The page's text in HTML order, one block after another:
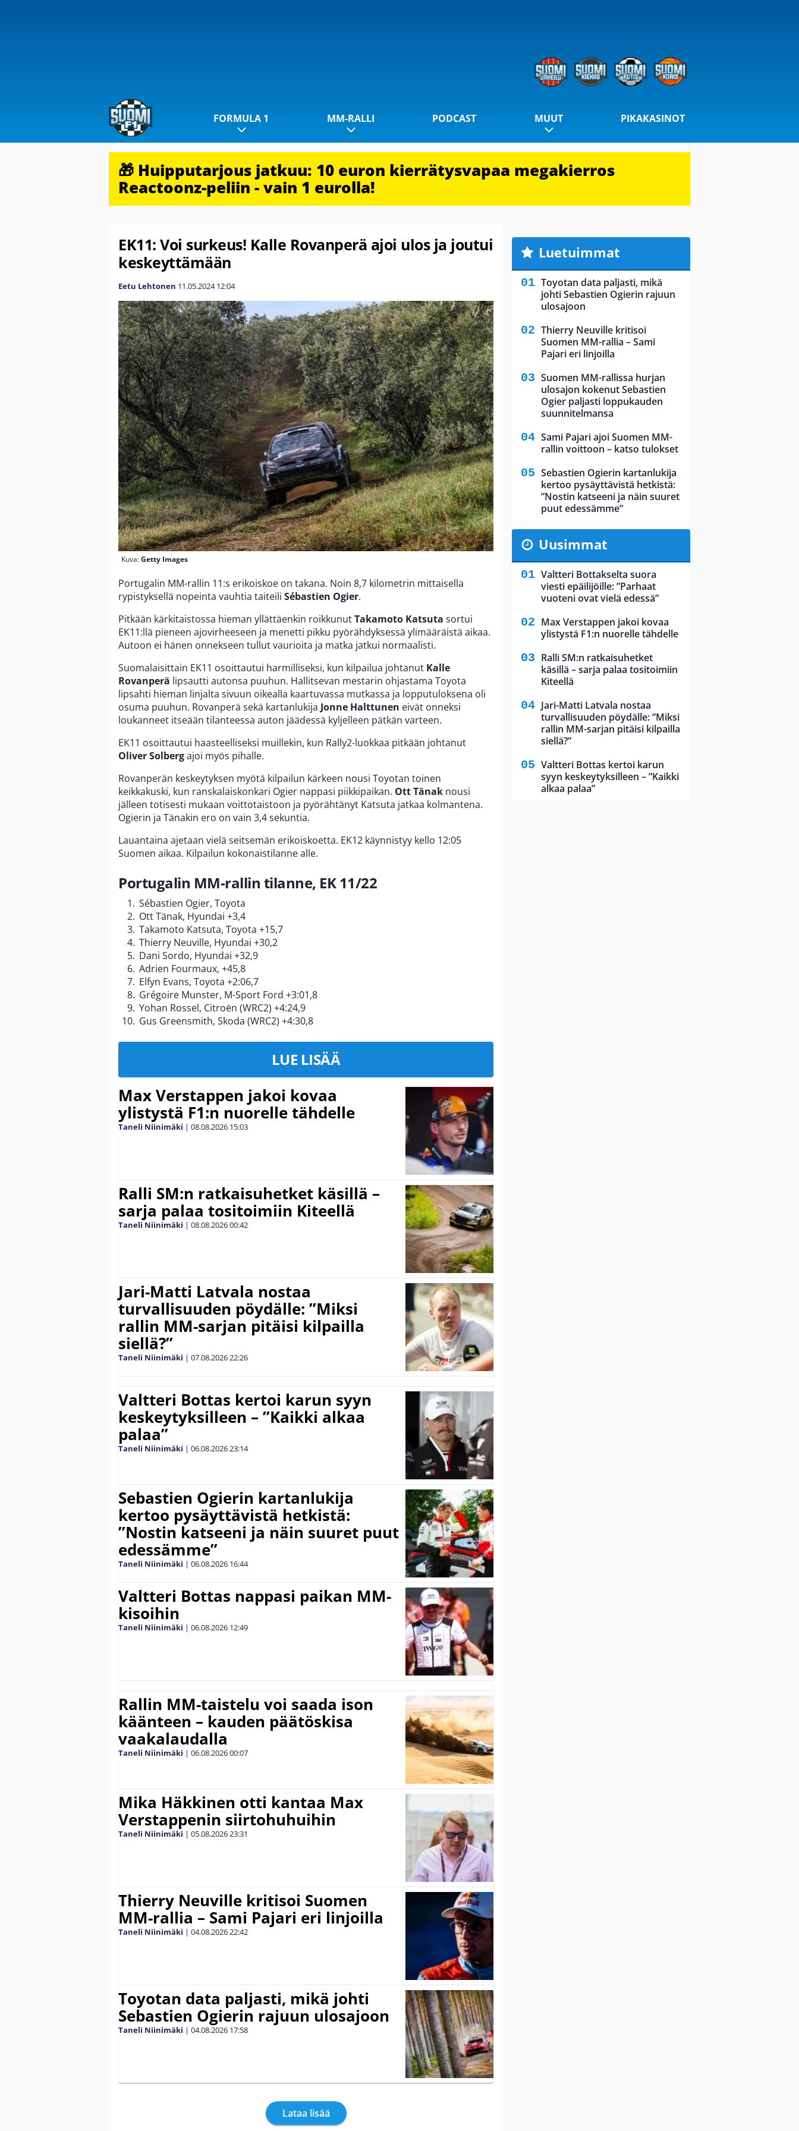
FORMULA 1 MM-RALLI PODCAST MUUT PIKAKASINOT
🎁 Huipputarjous jatkuu: 10 euron kierrätysvapaa megakierros
Reactoonz-peliin - vain 1 eurolla!
EK11: Voi surkeus! Kalle Rovanperä ajoi ulos ja joutui
keskeyttämään
Eetu Lehtonen 11.05.2024 12:04
Kuva:Getty Images
Portugalin MM-rallin 11:s erikoiskoe on takana. Noin 8,7 kilometrin mittaisella
rypistyksellä nopeinta vauhtia taiteili Sébastien Ogier.
Pitkään kärkitaistossa hieman yllättäenkin roikkunutTakamoto Katsuta sortui
EK11:llä pieneen ajovirheeseen ja menetti pikku pyörähdyksessä ylimääräistä aikaa.
Autoon ei hänen onnekseen tullut vaurioita ja matka jatkui normaalisti.
Suomalaisittain EK11 osoittautui harmilliseksi, kun kilpailua johtanut Kalle
Rovanperä lipsautti autonsa puuhun. Hallitsevan mestarin ohjastama Toyota
lipsahti hieman linjalta sivuun oikealla kaartuvassa mutkassa ja lopputuloksena oli
osuma puuhun. Rovanperä sekä kartanlukija Jonne Halttunen eivät onneksi
loukanneet itseään tilanteessa auton jäädessä kyljelleen pätkän varteen.
EK11 osoittautui haasteelliseksi muillekin, kun Rally2-luokkaa pitkään johtanut
Oliver Solbergajoi myös pihalle.
Rovanperän keskeytyksen myötä kilpailun kärkeen nousi Toyotan toinen
keikkakuski, kun ranskalaiskonkari Ogier nappasi piikkipaikan. Ott Tänak nousi
jälleen totisesti mukaan voittotaistoon ja pyörähtänyt Katsuta jatkaa kolmantena.
Ogierin ja Tänakin ero on vain 3,4 sekuntia.
Lauantaina ajetaan vielä seitsemän erikoiskoetta. EK12 käynnistyy kello 12:05
Suomen aikaa. Kilpailun kokonaistilanne alle.
Portugalin MM-rallin tilanne, EK 11/22
Sébastien Ogier, Toyota
Ott Tänak, Hyundai +3,4
Takamoto Katsuta, Toyota +15,7
Thierry Neuville, Hyundai +30,2
Dani Sordo, Hyundai +32,9
Adrien Fourmaux, +45,8
Elfyn Evans, Toyota +2:06,7
Grégoire Munster, M-Sport Ford +3:01,8
Yohan Rossel, Citroën (WRC2) +4:24,9
Gus Greensmith, Skoda (WRC2) +4:30,8
LUE LISÄÄ
Max Verstappen jakoi kovaa
ylistystä F1:n nuorelle tähdelle
Taneli Niinimäki | 08.08.2026 15:03
Ralli SM:n ratkaisuhetket käsillä –
sarja palaa tositoimiin Kiteellä
Taneli Niinimäki | 08.08.202600:42
Jari-Matti Latvala nostaa
turvallisuuden pöydälle: ”Miksi
rallin MM-sarjan pitäisi kilpailla
siellä?”
Taneli Niinimäki | 07.08.202622:26
Valtteri Bottas kertoi karun syyn
keskeytyksilleen – ”Kaikki alkaa
palaa”
Taneli Niinimäki | 06.08.202623:14
Sebastien Ogierin kartanlukija
kertoo pysäyttävistä hetkistä:
”Nostin katseeni ja näin suuret puut
edessämme”
Taneli Niinimäki | 06.08.2026 16:44
Valtteri Bottas nappasi paikan MM-
kisoihin
Taneli Niinimäki | 06.08.2026 12:49
Rallin MM-taistelu voi saada ison
käänteen – kauden päätöskisa
vaakalaudalla
Taneli Niinimäki | 06.08.202600:07
Mika Häkkinen otti kantaa Max
Verstappenin siirtohuhuihin
Taneli Niinimäki | 05.08.202623:31
Thierry Neuville kritisoi Suomen
MM-rallia – Sami Pajari eri linjoilla
Taneli Niinimäki | 04.08.202622:42
Toyotan data paljasti, mikä johti
Sebastien Ogierin rajuun ulosajoon
Taneli Niinimäki | 04.08.2026 17:58
Lataa lisää
Luetuimmat
Toyotan data paljasti, mikä
johti Sebastien Ogierin rajuun
ulosajoon
Thierry Neuville kritisoi
Suomen MM-rallia – Sami
Pajari eri linjoilla
Suomen MM-rallissa hurjan
ulosajon kokenut Sebastien
Ogier paljasti loppukauden
suunnitelmansa
Sami Pajari ajoi Suomen MM-
rallin voittoon – katso tulokset
Sebastien Ogierin kartanlukija
kertoo pysäyttävistä hetkistä:
”Nostin katseeni ja näin suuret
puut edessämme”
Uusimmat
Valtteri Bottakselta suora
viesti epäilijöille: ”Parhaat
vuoteni ovat vielä edessä”
Max Verstappen jakoi kovaa
ylistystä F1:n nuorelle tähdelle
Ralli SM:n ratkaisuhetket
käsillä – sarja palaa tositoimiin
Kiteellä
Jari-Matti Latvala nostaa
turvallisuuden pöydälle: ”Miksi
rallin MM-sarjan pitäisi kilpailla
siellä?”
Valtteri Bottas kertoi karun
syyn keskeytyksilleen – ”Kaikki
alkaa palaa”